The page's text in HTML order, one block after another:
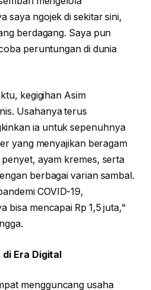
saya ngojek di sekitar sini,
berdagang. Saya pun
peruntungan di dunia
kegigihan Asim
Usahanya terus
ia untuk sepenuhnya
yang menyajikan beragam
ayam kremes, serta
berbagai varian sambal.
COVID-19,
bisa mencapai Rp 1,5 juta,"
di Era Digital
mengguncang usaha